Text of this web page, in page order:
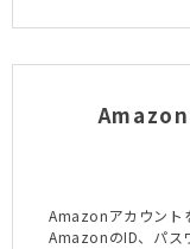
Amazon
Amazonアカウント
AmazonのID、パス